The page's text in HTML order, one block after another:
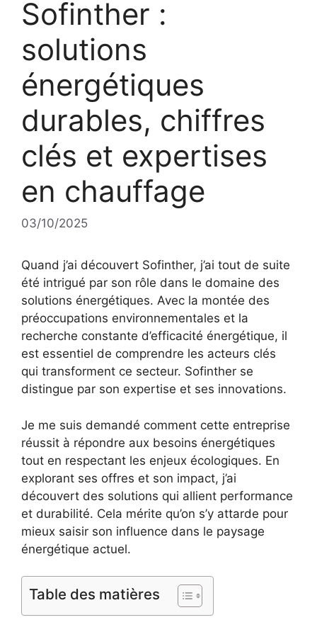
Sofinther :
solutions
énergétiques
durables, chiffres
clés et expertises
en chauffage
03/10/2025
Quand j’ai découvert Sofinther, j’ai tout de suite
été intrigué par son rôle dans le domaine des
solutions énergétiques. Avec la montée des
préoccupations environnementales et la
recherche constante d’efficacité énergétique, il
est essentiel de comprendre les acteurs clés
qui transforment ce secteur. Sofinther se
distingue par son expertise et ses innovations.
Je me suis demandé comment cette entreprise
réussit à répondre aux besoins énergétiques
tout en respectant les enjeux écologiques. En
explorant ses offres et son impact, j’ai
découvert des solutions qui allient performance
et durabilité. Cela mérite qu’on s’y attarde pour
mieux saisir son influence dans le paysage
énergétique actuel.
Table des matières